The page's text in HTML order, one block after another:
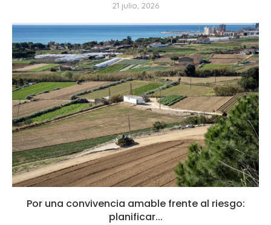
21 julio, 2026
Por una convivencia amable frente al riesgo:
planificar...